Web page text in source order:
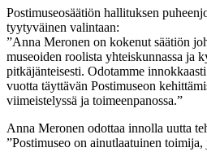
Postimuseosäätiön hallituksen
tyytyväinen valintaan:
”Anna Meronen on kokenut säätiön
museoiden roolista yhteiskunnassa ja
pitkäjänteisesti. Odotamme
vuotta täyttävän Postimuseon
viimeistelyssä ja toimeenpanossa.”
Anna Meronen odottaa innolla uutta
”Postimuseo on ainutlaatuinen